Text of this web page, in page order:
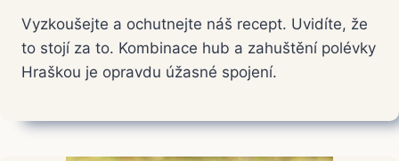
Vyzkoušejte a ochutnejte náš recept. Uvidíte, že
to stojí za to. Kombinace hub a zahuštění polévky
Hraškou je opravdu úžasné spojení.